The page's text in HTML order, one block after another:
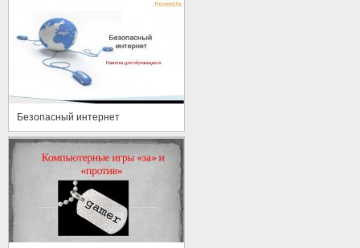
Безопасный интернет